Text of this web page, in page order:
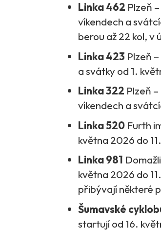
Linka 462 Plzeň
víkendech a
berou až 22 kol, v
Linka 423 Plzeň
a svátky od 1.
Linka 322 Plzeň
víkendech a
Linka 520 Furth
května 2026 do
Linka 981
května 2026 do
přibývají některé
Šumavské
startují od 16.